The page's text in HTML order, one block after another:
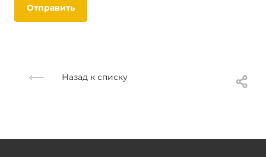
Отправить
Назад к списку